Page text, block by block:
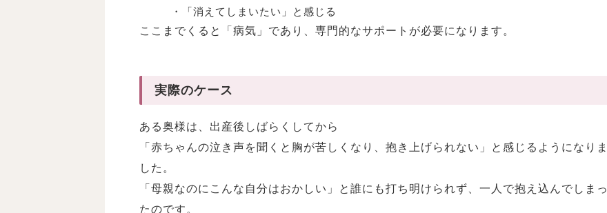
・「消えてしまいたい」と感じる
ここまでくると「病気」であり、専門的なサポートが必要になります。
実際のケース
ある奥様は、出産後しばらくしてから
「赤ちゃんの泣き声を聞くと胸が苦しくなり、抱き上げられない」と感じるようになりま
した。
「母親なのにこんな自分はおかしい」と誰にも打ち明けられず、一人で抱え込んでしまっ
たのです。